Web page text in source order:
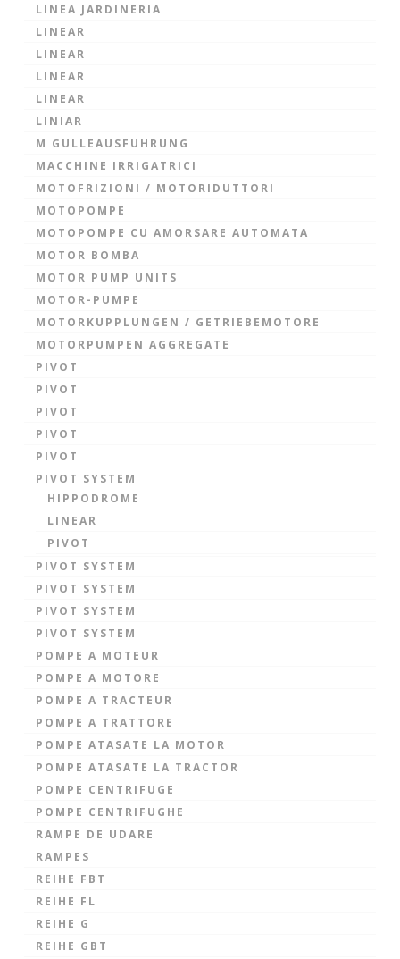
LINEA JARDINERIA
LINEAR
LINEAR
LINEAR
LINEAR
LINIAR
M GULLEAUSFUHRUNG
MACCHINE IRRIGATRICI
MOTOFRIZIONI / MOTORIDUTTORI
MOTOPOMPE
MOTOPOMPE CU AMORSARE AUTOMATA
MOTOR BOMBA
MOTOR PUMP UNITS
MOTOR-PUMPE
MOTORKUPPLUNGEN / GETRIEBEMOTORE
MOTORPUMPEN AGGREGATE
PIVOT
PIVOT
PIVOT
PIVOT
PIVOT
PIVOT SYSTEM
HIPPODROME
LINEAR
PIVOT
PIVOT SYSTEM
PIVOT SYSTEM
PIVOT SYSTEM
PIVOT SYSTEM
POMPE A MOTEUR
POMPE A MOTORE
POMPE A TRACTEUR
POMPE A TRATTORE
POMPE ATASATE LA MOTOR
POMPE ATASATE LA TRACTOR
POMPE CENTRIFUGE
POMPE CENTRIFUGHE
RAMPE DE UDARE
RAMPES
REIHE FBT
REIHE FL
REIHE G
REIHE GBT